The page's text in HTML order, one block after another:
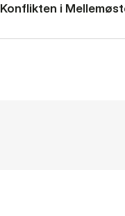
Konflikten i